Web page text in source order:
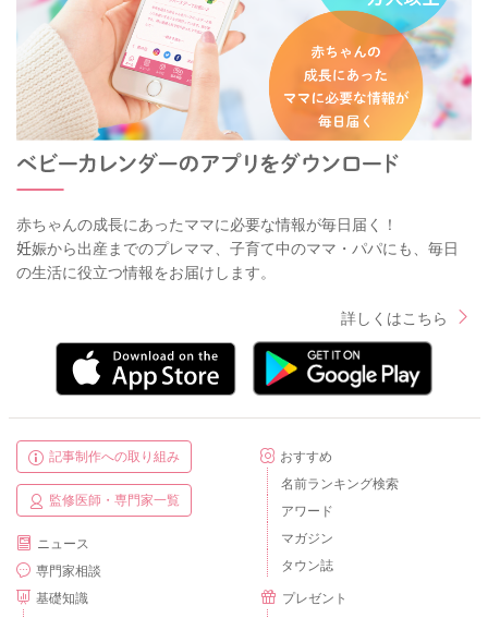
赤ちゃんの成長にあったママに必要な情報が毎日届く！
妊娠から出産までのプレママ、子育て中のママ・パパにも、毎日
の生活に役立つ情報をお届けします。
詳しくはこちら
記事制作への取り組み
監修医師・専門家一覧
ニュース
専門家相談
基礎知識
おすすめ
名前ランキング検索
アワード
マガジン
タウン誌
プレゼント